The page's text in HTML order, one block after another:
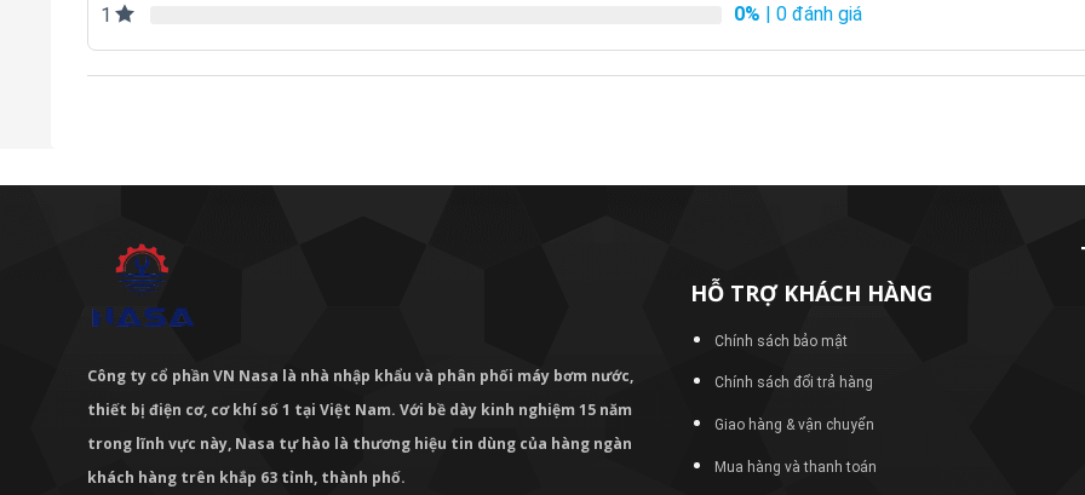
1
0% | 0 đánh giá
Công ty cổ phần VN Nasa là nhà nhập khẩu và phân phối máy bơm nước,
thiết bị điện cơ, cơ khí số 1 tại Việt Nam. Với bề dày kinh nghiệm 15 năm
trong lĩnh vực này, Nasa tự hào là thương hiệu tin dùng của hàng ngàn
khách hàng trên khắp 63 tỉnh, thành phố.
HỖ TRỢ KHÁCH HÀNG
Chính sách bảo mật
Chính sách đổi trả hàng
Giao hàng & vận chuyển
Mua hàng và thanh toán